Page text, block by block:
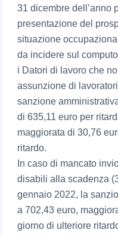
31 dicembre dell’anno
presentazione del
situazione
da incidere sul
i Datori di lavoro che
assunzione di
sanzione
di 635,11 euro per
maggiorata di 30,76
ritardo.
In caso di mancato
disabili alla scadenza
gennaio 2022, la
a 702,43 euro,
giorno di ulteriore